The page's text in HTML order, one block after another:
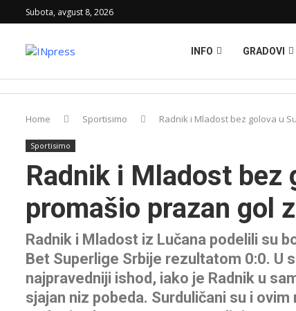
Subota, avgust 8, 2026
INFO GRADOVI
Home Sportisimo Radnik i Mladost bez golova u
Sportisimo
Radnik i Mladost bez
promašio prazan gol
Radnik i Mladost iz Lučana podelili su
Bet Superlige Srbije rezultatom 0:0. U
najpravedniji ishod, iako je Radnik u
sjajan niz pobeda. Surduličani su i